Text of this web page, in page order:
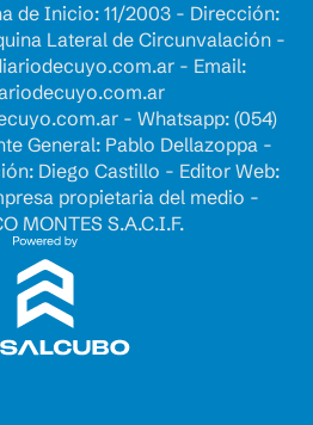
de Inicio: 11/2003 - Dirección:
Lateral de Circunvalación -
- Email:
- Whatsapp: (054)
General: Pablo Dellazoppa -
Diego Castillo - Editor Web:
propietaria del medio -
MONTES S.A.C.I.F.